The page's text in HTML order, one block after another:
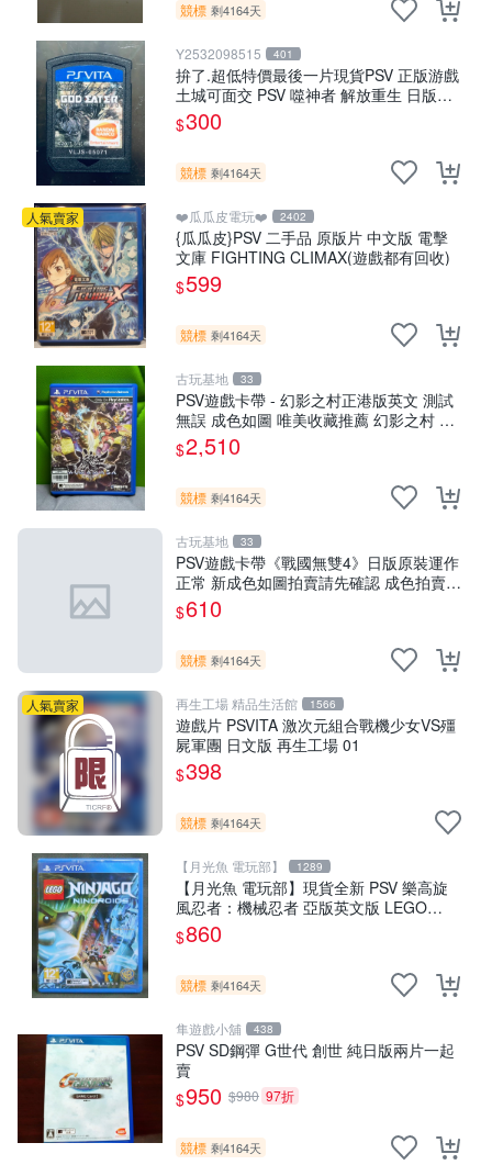
競標 剩4164天
Y2532098515 401
拚了.超低特價最後一片現貨PSV 正版游戲
土城可面交 PSV 噬神者 解放重生 日版
【9成新】✪裸片 二手九成新~
$300
競標 剩4164天
人氣賣家 ❤️瓜瓜皮電玩❤️ 2402
{瓜瓜皮}PSV 二手品 原版片 中文版 電擊
文庫 FIGHTING CLIMAX(遊戲都有回收)
$599
競標 剩4164天
古玩基地 33
PSV遊戲卡帶 - 幻影之村正港版英文 測試
無誤 成色如圖 唯美收藏推薦 幻影之村 正
版PSV 港版卡帶 成色保證 村正 港版 PSV
港版游戲
$2,510
競標 剩4164天
古玩基地 33
PSV遊戲卡帶《戰國無雙4》日版原裝運作
正常 新成色如圖拍賣請先確認 成色拍賣一
經成交概不退換 PSV遊戲 卡帶 戰國無雙
psv游戲卡帶，戰國無雙4
$610
競標 剩4164天
人氣賣家 再生工場 精品生活館 1566
遊戲片 PSVITA 激次元組合戰機少女VS殭
屍軍團 日文版 再生工場 01
$398
競標 剩4164天
【月光魚 電玩部】 1289
【月光魚 電玩部】現貨全新 PSV 樂高旋
風忍者：機械忍者 亞版英文版 LEGO
Ninjago: Nindroids
$860
競標 剩4164天
隼遊戲小舖 438
PSV SD鋼彈 G世代 創世 純日版兩片一起
賣
$950 $980 97折
競標 剩4164天